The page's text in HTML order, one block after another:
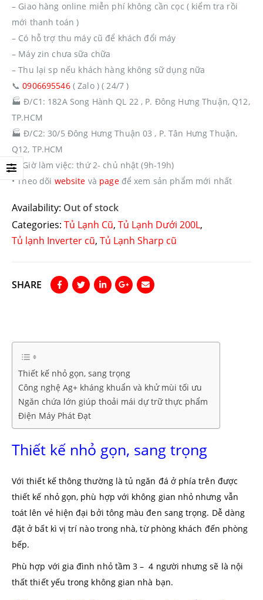
– Giao hàng online miễn phí không cần cọc ( kiểm tra rồi
mới thanh toán )
– Có hỗ trợ thu máy cũ để khách đổi máy
– Máy zin chưa sữa chữa
– Thu lại sp nếu khách hàng không sữ dụng nữa
📞 0906695546( Zalo ) ( 24/7 )
🏭 Đ/C1: 182A Song Hành QL 22 , P. Đông Hưng Thuận, Q12,
TP.HCM
🏭 Đ/C2: 30/5 Đông Hưng Thuận 03 , P. Tân Hưng Thuận,
Q12, TP.HCM
🔔
Giờ làm việc: thứ 2- chủ nhật (9h-19h)
• Theo dõi website và pageđể xem sản phẩm mới nhất
Availability: Out of stock
Categories: Tủ Lạnh Cũ, Tủ Lạnh Dưới 200L,
Tủ lạnh Inverter cũ, Tủ Lạnh Sharp cũ
SHARE
Thiết kế nhỏ gọn, sang trọng
Công nghệ Ag+ kháng khuẩn và khử mùi tối ưu
Ngăn chứa lớn giúp thoải mái dự trữ thực phẩm
Điện Máy Phát Đạt
Thiết kế nhỏ gọn, sang trọng
Với thiết kế thông thường là tủ ngăn đá ở phía trên được
thiết kế nhỏ gọn, phù hợp với không gian nhỏ nhưng vẫn
toát lên vẻ hiện đại bởi tông màu đen sang trọng. Dễ dàng
đặt ở bất kì vị trí nào trong nhà, từ phòng khách đến phòng
bếp.
Phù hợp với gia đình nhỏ tầm 3 – 4 người nhưng sẽ là nội
thất thiết yếu trong không gian nhà bạn.